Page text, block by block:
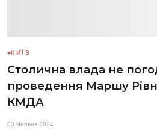
КИЇВ
Столична влада не
проведення Маршу
КМДА
03 Червня 2024